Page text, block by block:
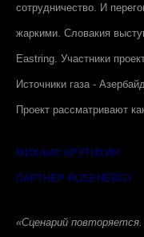
сотрудничество. И
жаркими. Словакия
Eastring. Участники
Источники газа -
Проект рассматривают
МИХАИЛ КРУТИХИН
ПАРТНЁР RUSENERGY
«Сценарий